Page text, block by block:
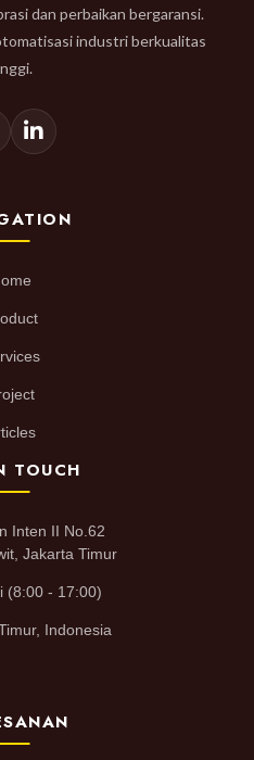
dan perbaikan bergaransi.
industri berkualitas
TOUCH
Inten II No.62
Jakarta Timur
(8:00 - 17:00)
Indonesia